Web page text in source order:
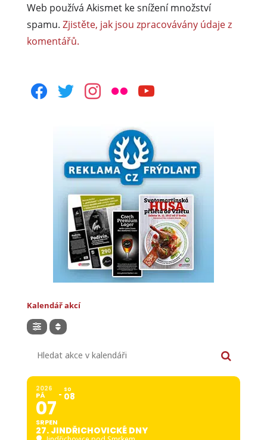
Web používá Akismet ke snížení množství
spamu. Zjistěte, jak jsou zpracovávány údaje z
komentářů.
facebooktwitterinstagram
flickr youtube
Kalendář akcí
2026
PÁ
07
SRPEN
SO
08
27. JINDŘICHOVICKÉ DNY